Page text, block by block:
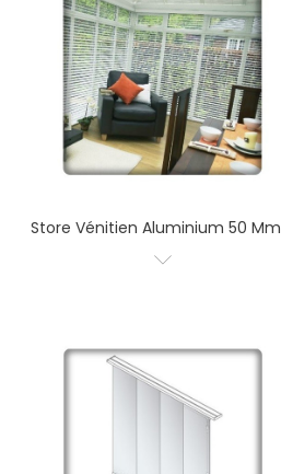
Store Vénitien Aluminium 50 Mm